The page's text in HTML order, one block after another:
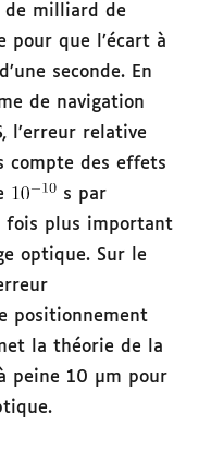
de milliard de
pour que l’écart à
seconde. En
de navigation
l’erreur relative
compte des effets
s par
fois plus important
optique. Sur le
positionnement
la théorie de la
peine 10 µm pour